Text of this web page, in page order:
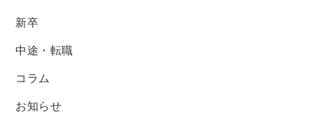
新卒
中途・転職
コラム
お知らせ